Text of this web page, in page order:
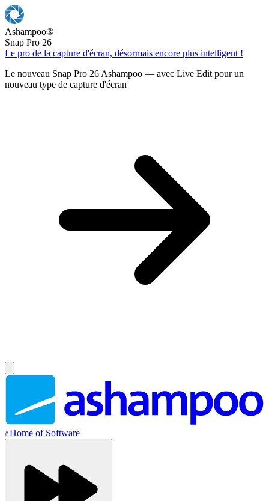
Ashampoo®
Snap Pro 26
Le pro de la capture d'écran, désormais encore plus intelligent !
Le nouveau Snap Pro 26 Ashampoo — avec Live Edit pour un
nouveau type de capture d'écran
//Home of Software